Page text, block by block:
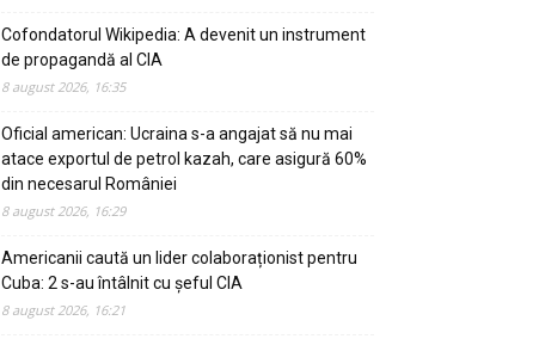
Cofondatorul Wikipedia: A devenit un instrument
de propagandă al CIA
8 august 2026, 16:35
Oficial american: Ucraina s-a angajat să nu mai
atace exportul de petrol kazah, care asigură 60%
din necesarul României
8 august 2026, 16:29
Americanii caută un lider colaboraționist pentru
Cuba: 2 s-au întâlnit cu șeful CIA
8 august 2026, 16:21